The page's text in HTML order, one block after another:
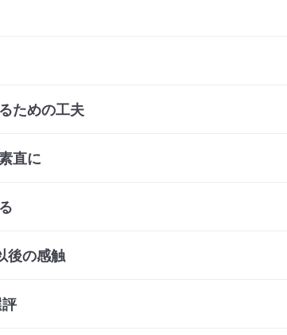
ための工夫
直に
の感触